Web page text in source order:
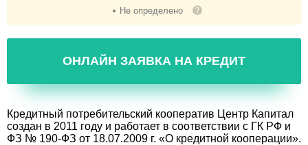
Не определено
ОНЛАЙН ЗАЯВКА НА КРЕДИТ
Кредитный потребительский кооператив Центр Капитал
создан в 2011 году и работает в соответствии с ГК РФ и
ФЗ № 190-ФЗ от 18.07.2009 г. «О кредитной кооперации».